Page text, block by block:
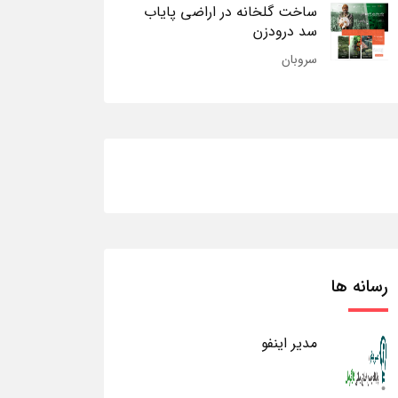
ساخت گلخانه در اراضی پایاب
سد درودزن
سروبان
رسانه ها
مدیر اینفو